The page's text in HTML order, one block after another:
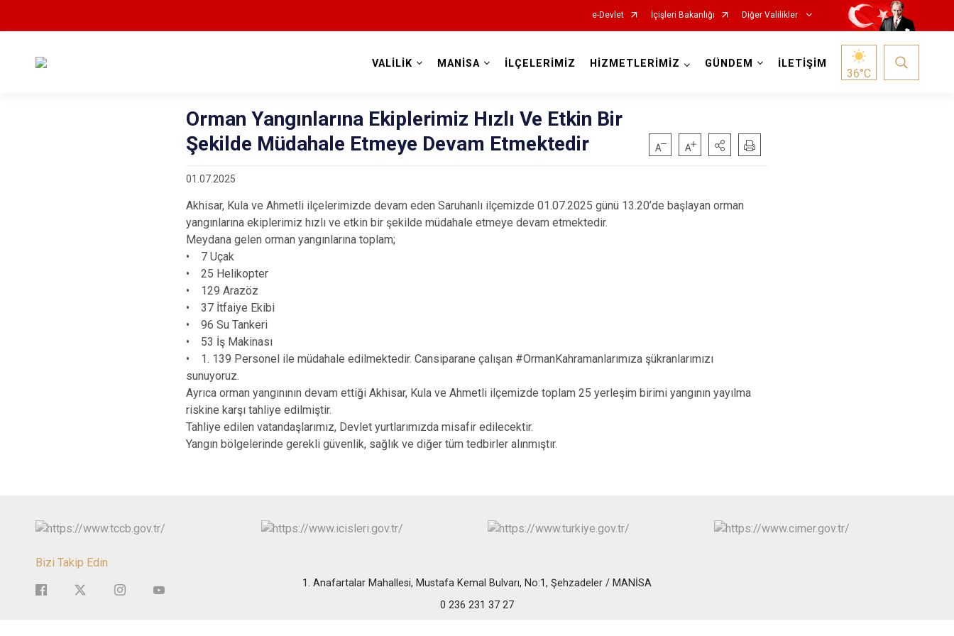
e-Devlet İçişleri Bakanlığı Diğer Valilikler
VALİLİK MANİSA İLÇELERİMİZ HİZMETLERİMİZ GÜNDEM İLETİŞİM
36°C
Orman Yangınlarına Ekiplerimiz Hızlı Ve Etkin Bir
Şekilde Müdahale Etmeye Devam Etmektedir
01.07.2025
Akhisar, Kula ve Ahmetli ilçelerimizde devam eden Saruhanlı ilçemizde 01.07.2025 günü 13.20’de başlayan orman
yangınlarına ekiplerimiz hızlı ve etkin bir şekilde müdahale etmeye devam etmektedir.
Meydana gelen orman yangınlarına toplam;
• 7 Uçak
• 25 Helikopter
• 129 Arazöz
• 37 İtfaiye Ekibi
• 96 Su Tankeri
• 53 İş Makinası
• 1. 139 Personel ile müdahale edilmektedir. Cansiparane çalışan #OrmanKahramanlarımıza şükranlarımızı
sunuyoruz.
Ayrıca orman yangınının devam ettiği Akhisar, Kula ve Ahmetli ilçemizde toplam 25 yerleşim birimi yangının yayılma
riskine karşı tahliye edilmiştir.
Tahliye edilen vatandaşlarımız, Devlet yurtlarımızda misafir edilecektir.
Yangın bölgelerinde gerekli güvenlik, sağlık ve diğer tüm tedbirler alınmıştır.
Bizi Takip Edin
1. Anafartalar Mahallesi, Mustafa Kemal Bulvarı, No:1, Şehzadeler / MANİSA
0 236 231 37 27